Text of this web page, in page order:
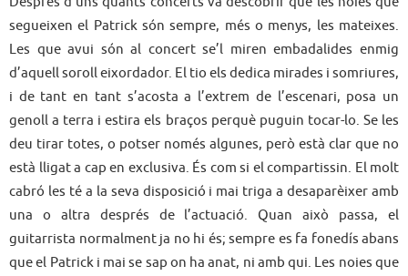
segueixen el Patrick són sempre, més o menys, les mateixes.
Les que avui són al concert se’l miren embadalides enmig
d’aquell soroll eixordador. El tio els dedica mirades i somriures,
i de tant en tant s’acosta a l’extrem de l’escenari, posa un
genoll a terra i estira els braços perquè puguin tocar-lo. Se les
deu tirar totes, o potser només algunes, però està clar que no
està lligat a cap en exclusiva. És com si el compartissin. El molt
cabró les té a la seva disposició i mai triga a desaparèixer amb
una o altra després de l’actuació. Quan això passa, el
guitarrista normalment ja no hi és; sempre es fa fonedís abans
que el Patrick i mai se sap on ha anat, ni amb qui. Les noies que